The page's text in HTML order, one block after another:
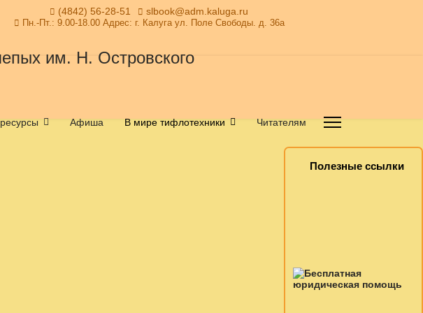
(4842) 56-28-51 slbook@adm.kaluga.ru
Пн.-Пт.: 9.00-18.00 Адрес: г. Калуга ул. Поле Свободы. д. 36а
Афиша В мире тифлотехники Читателям
Полезные ссылки